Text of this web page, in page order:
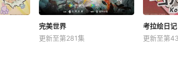
完美世界
更新至第281集
考拉绘日记
更新至第